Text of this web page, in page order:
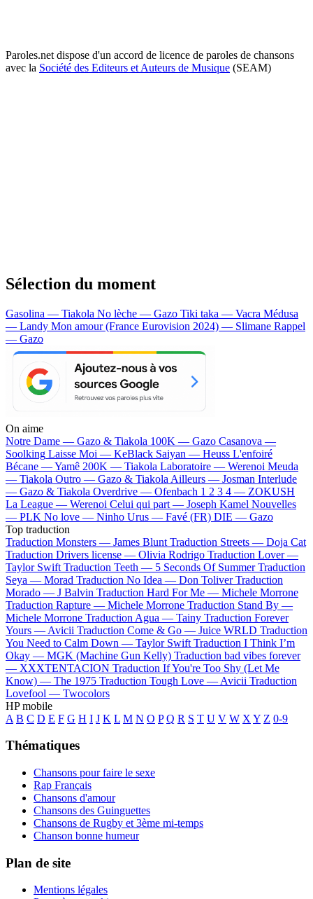
Paroles.net dispose d'un accord de licence de paroles de chansons
avec la Société des Editeurs et Auteurs de Musique (SEAM)
Sélection du moment
Gasolina — Tiakola No lèche — Gazo Tiki taka — Vacra Médusa
— Landy Mon amour (France Eurovision 2024) — Slimane Rappel
— Gazo
On aime
Notre Dame — Gazo & Tiakola 100K — Gazo Casanova —
Soolking Laisse Moi — KeBlack Saiyan — Heuss L'enfoiré
Bécane —Yamê 200K — Tiakola Laboratoire — Werenoi Meuda
— Tiakola Outro — Gazo & Tiakola Ailleurs — Josman Interlude
— Gazo & Tiakola Overdrive — Ofenbach 1 2 3 4 — ZOKUSH
La League — Werenoi Celui qui part — Joseph Kamel Nouvelles
— PLK No love — Ninho Urus — Favé (FR) DIE — Gazo
Top traduction
Traduction Monsters — James Blunt Traduction Streets — Doja Cat
Traduction Drivers license — Olivia Rodrigo Traduction Lover —
Taylor Swift Traduction Teeth — 5 Seconds Of Summer Traduction
Seya — Morad Traduction No Idea — Don Toliver Traduction
Morado — J Balvin Traduction Hard For Me — Michele Morrone
Traduction Rapture — Michele Morrone Traduction Stand By —
Michele Morrone Traduction Agua — Tainy Traduction Forever
Yours — Avicii Traduction Come & Go — Juice WRLD Traduction
You Need to Calm Down — Taylor Swift Traduction I Think I’m
Okay — MGK (Machine Gun Kelly) Traduction bad vibes forever
— XXXTENTACION Traduction If You're Too Shy (Let Me
Know) — The 1975 Traduction Tough Love — Avicii Traduction
Lovefool — Twocolors
HP mobile
A B C D E F G H I J K L M N O P Q R S T U V W X Y Z 0-9
Thématiques
Chansons pour faire le sexe
Rap Français
Chansons d'amour
Chansons des Guinguettes
Chansons de Rugby et 3ème mi-temps
Chanson bonne humeur
Plan de site
Mentions légales